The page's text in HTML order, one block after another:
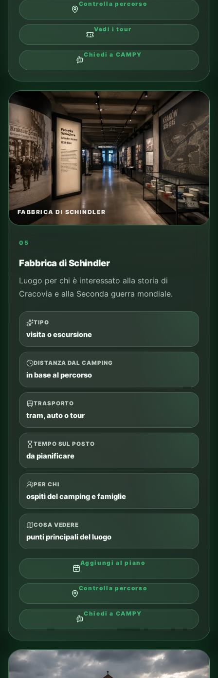
07
Energylandia
Grande parco divertimenti, molto popolare tra le
famiglie con bambini.
TIPO
visita o escursione
DISTANZA DAL CAMPING
in base al percorso
TRASPORTO
tram, auto o tour
TEMPO SUL POSTO
PER CHI
punti principali del luogo
Aggiungi al piano
Controlla percorso
Vedi i tour
Chiedi a CAMPY
OJCÓW
08
Parco Nazionale di Ojców
Buona idea per una gita più tranquilla fuori città,
tra natura e castelli.